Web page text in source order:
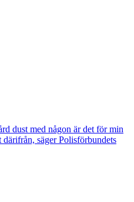
dust med någon är det för min
säger Polisförbundets